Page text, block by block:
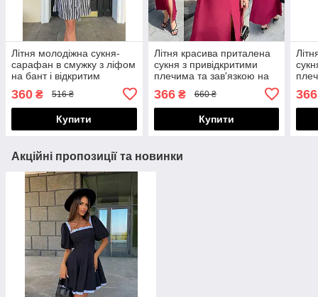
Літня молодіжна сукня-
сарафан в смужку з ліфом
на бант і відкритим
360 ₴ 516 ₴
Купити
Літня красива приталена
сукня з привідкритими
плечима та зав'язкою на
ліфі, батал великі розміри
366₴ 660 ₴
Купити
366
Акційні пропозиції та новинки